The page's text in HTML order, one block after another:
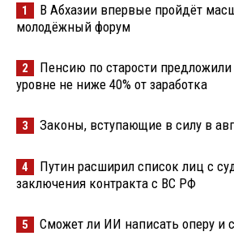
1
В Абхазии впервые пройдёт
молодёжный форум
2
Пенсию по старости предложили
уровне не ниже 40% от заработка
3 Законы, вступающие в силу в
4
Путин расширил список лиц с
заключения контракта с ВС РФ
5 Сможет ли ИИ написать оперу и